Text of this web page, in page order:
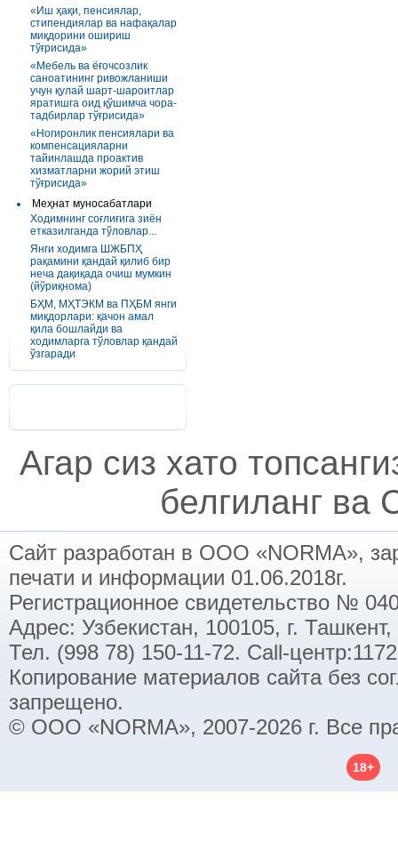
«Иш ҳақи, пенсиялар,
стипендиялар ва нафақалар
миқдорини ошириш
тўғрисида»
«Мебель ва ёғочсозлик
саноатининг ривожланиши
учун қулай шарт-шароитлар
яратишга оид қўшимча чора-
тадбирлар тўғрисида»
«Ногиронлик пенсиялари ва
компенсацияларни
тайинлашда проактив
хизматларни жорий этиш
тўғрисида»
Меҳнат муносабатлари
Ходимнинг соғлиғига зиён
етказилганда тўловлар...
Янги ходимга ШЖБПҲ
рақамини қандай қилиб бир
неча дақиқада очиш мумкин
(йўриқнома)
БҲМ, МҲТЭКМ ва ПҲБМ янги
миқдорлари: қачон амал
қила бошлайди ва
ходимларга тўловлар қандай
ўзгаради
Агар сиз хато
белгиланг ва
Сайт разработан в ООО «NORMA»,
печати и информации 01.06.2018г.
Регистрационное свидетельство №
Адрес: Узбекистан, 100105, г.
Тел. (998 78) 150-11-72. Call-
Копирование материалов сайта без
запрещено.
© ООО «NORMA», 2007-2026 г. Все
18+